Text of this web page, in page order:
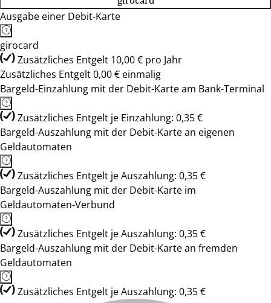
Ausgabe einer Debit-Karte
girocard
Zusätzliches Entgelt 10,00 € pro Jahr
Zusätzliches Entgelt 0,00 € einmalig
Bargeld-Einzahlung mit der Debit-Karte am Bank-Terminal
Zusätzliches Entgelt je Einzahlung: 0,35 €
Bargeld-Auszahlung mit der Debit-Karte an eigenen
Geldautomaten
Zusätzliches Entgelt je Auszahlung: 0,35 €
Bargeld-Auszahlung mit der Debit-Karte im
Geldautomaten-Verbund
Zusätzliches Entgelt je Auszahlung: 0,35 €
Bargeld-Auszahlung mit der Debit-Karte an fremden
Geldautomaten
Zusätzliches Entgelt je Auszahlung: 0,35 €